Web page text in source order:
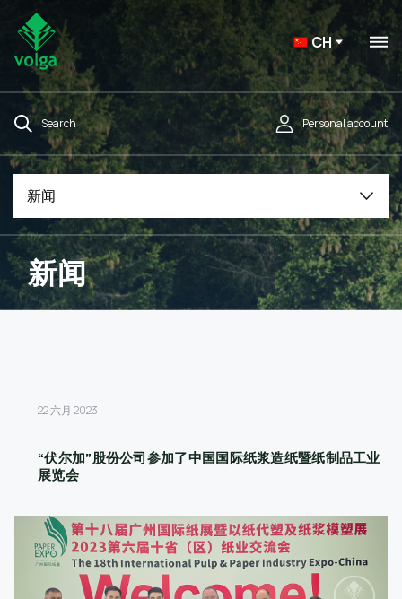
CH
Search Personal account
新闻
新闻
22 六月 2023
“伏尔加”股份公司参加了中国国际纸浆造纸暨纸制品工业
展览会